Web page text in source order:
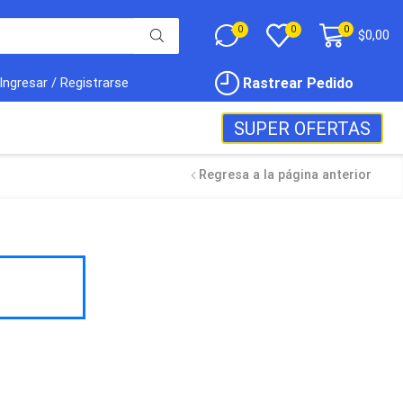
0 0 0 $0,00
Ingresar / Registrarse Rastrear Pedido
SUPER OFERTAS
Regresa a la página anterior